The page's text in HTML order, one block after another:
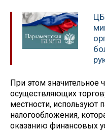
ЦБ
При этом значительное
осуществляющих
местности, используют
налогообложения,
оказанию финансовых